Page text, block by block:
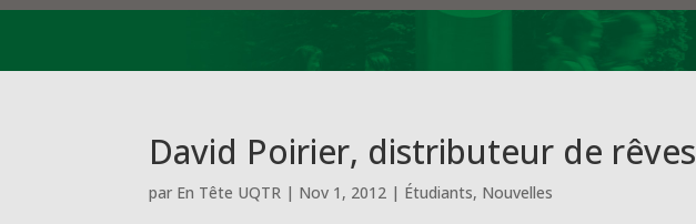
David Poirier, distributeur de rêves
par En Tête UQTR | Nov 1, 2012 | Étudiants, Nouvelles